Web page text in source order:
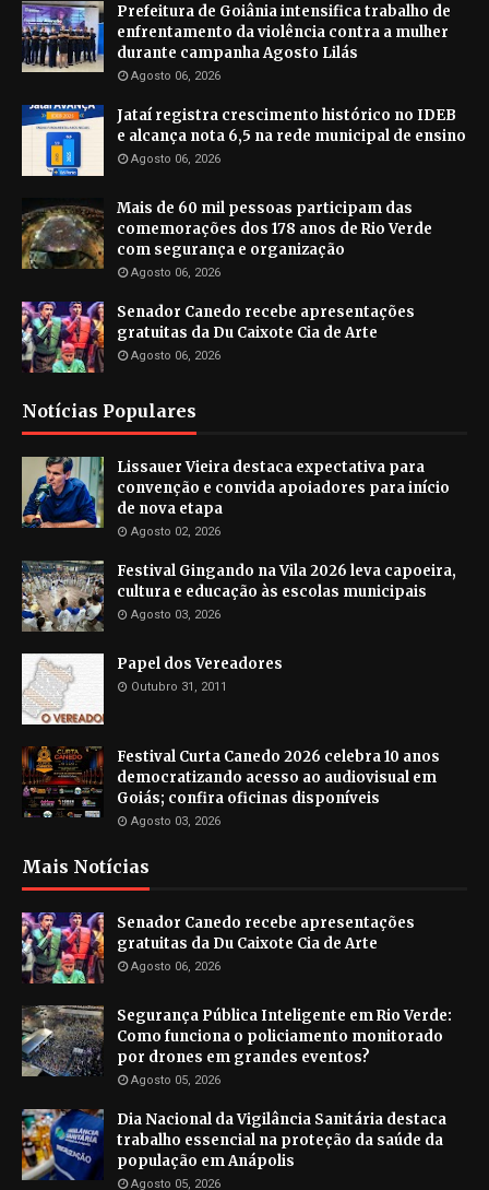
Prefeitura de Goiânia intensifica trabalho de
enfrentamento da violência contra a mulher
durante campanha Agosto Lilás
Agosto 06, 2026
Jataí registra crescimento histórico no IDEB
e alcança nota 6,5 na rede municipal de ensino
Agosto 06, 2026
Mais de 60 mil pessoas participam das
comemorações dos 178 anos de Rio Verde
com segurança e organização
Agosto 06, 2026
Senador Canedo recebe apresentações
gratuitas da Du Caixote Cia de Arte
Agosto 06, 2026
Notícias Populares
Lissauer Vieira destaca expectativa para
convenção e convida apoiadores para início
de nova etapa
Agosto 02, 2026
Festival Gingando na Vila 2026 leva capoeira,
cultura e educação às escolas municipais
Agosto 03, 2026
Papel dos Vereadores
Outubro 31, 2011
Festival Curta Canedo 2026 celebra 10 anos
democratizando acesso ao audiovisual em
Goiás; confira oficinas disponíveis
Agosto 03, 2026
Mais Notícias
Senador Canedo recebe apresentações
gratuitas da Du Caixote Cia de Arte
Agosto 06, 2026
Segurança Pública Inteligente em Rio Verde:
Como funciona o policiamento monitorado
por drones em grandes eventos?
Agosto 05, 2026
Dia Nacional da Vigilância Sanitária destaca
trabalho essencial na proteção da saúde da
população em Anápolis
Agosto 05, 2026